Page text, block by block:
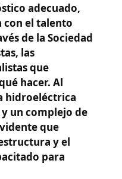
adecuado,
con el talento
de la Sociedad
las
que
hacer. Al
hidroeléctrica
un complejo de
que
y el
para